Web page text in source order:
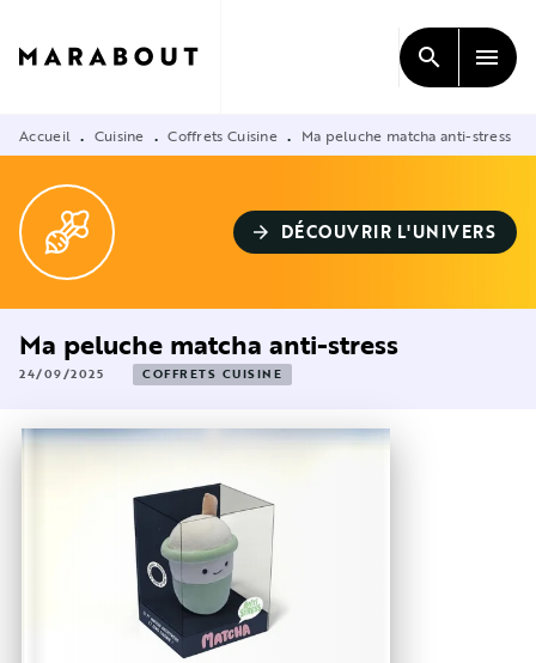
CONTENU
search menu
Accueil • Cuisine • Coffrets Cuisine • Ma peluche matcha anti-stress
arrow_forward DÉCOUVRIR L'UNIVERS
Ma peluche matcha anti-stress
24/09/2025 COFFRETS CUISINE